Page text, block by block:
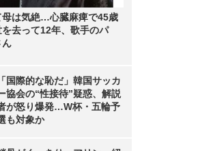
母は気絶…心臓麻痺で45歳
去って12年、歌手のパ
ん
「国際的な恥だ」韓国サッカ
協会の“性接待”疑惑、解説
が怒り爆発…W杯・五輪予
も対象か